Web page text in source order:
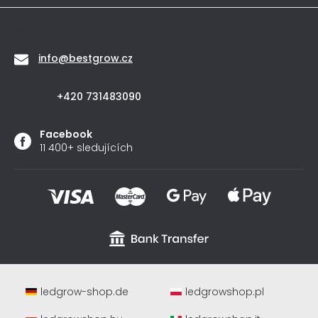
info@bestgrow.cz
+420 731483090
Facebook
11 400+ sledujících
ledgrow-shop.de
ledgrowshop.pl